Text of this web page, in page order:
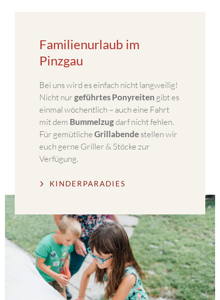
Familienurlaub im
Pinzgau
Bei uns wird es einfach nicht langweilig!
Nicht nurgeführtes Ponyreiten gibt es
einmal wöchentlich – auch eine Fahrt
mit dem Bummelzugdarf nicht fehlen.
Für gemütlicheGrillabendestellen wir
euch gerne Griller & Stöcke zur
Verfügung.
KINDERPARADIES